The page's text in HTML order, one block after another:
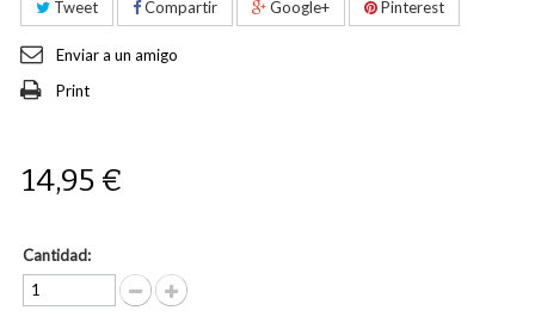
Tweet Compartir Google+ Pinterest
Enviar a un amigo
Print
14,95 €
Cantidad: